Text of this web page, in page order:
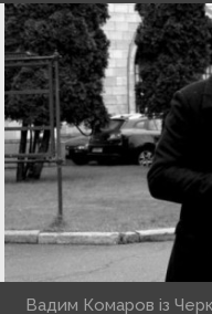
Вадим Комаров із